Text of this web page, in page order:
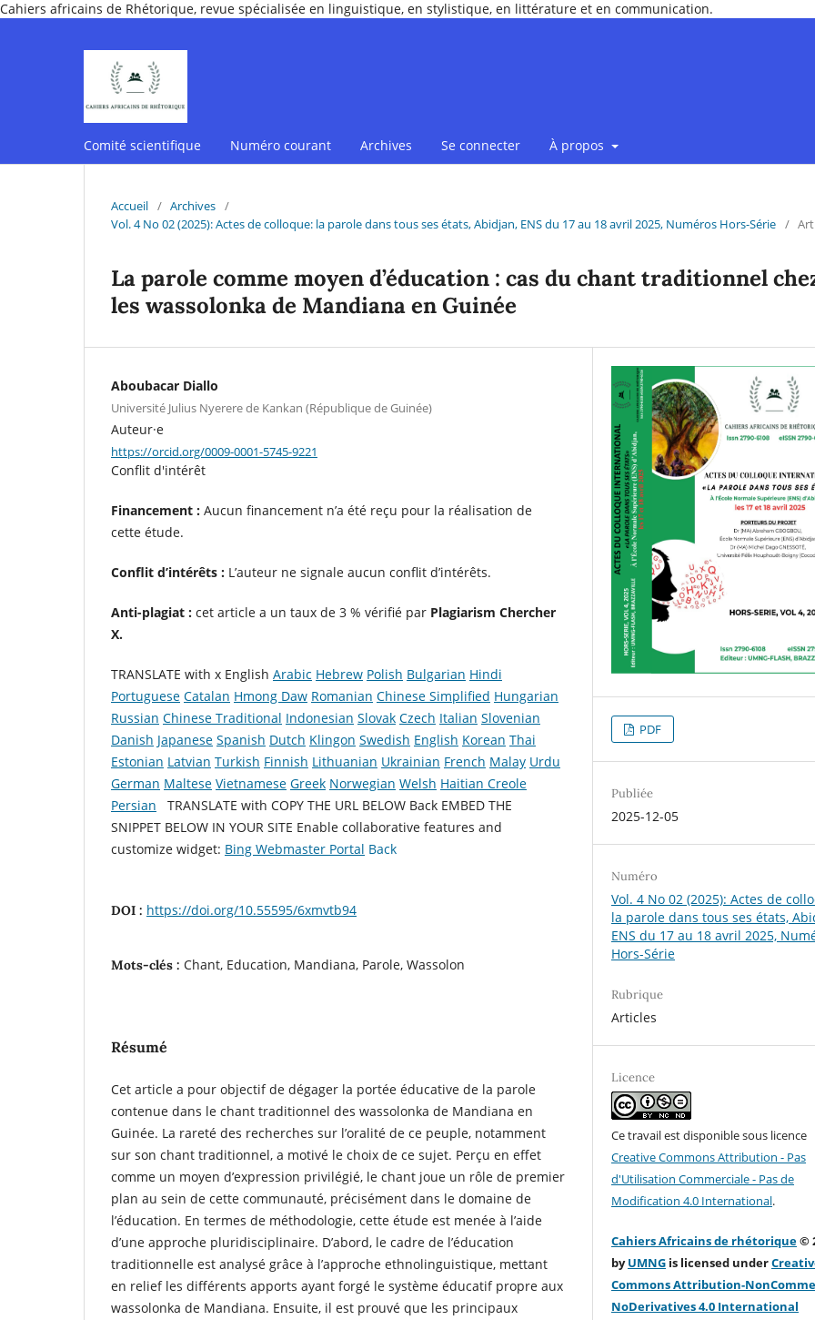
Cahiers africains de Rhétorique, revue spécialisée en linguistique, en stylistique, en littérature et en communication.
Comité scientifique Numéro courant Archives Se connecter À propos
Accueil / Archives /
Vol. 4 No 02 (2025): Actes de colloque: la parole dans tous ses états, Abidjan, ENS du 17 au 18 avril 2025, Numéros Hors-Série /
La parole comme moyen d’éducation : cas du chant traditionnel
les wassolonka de Mandiana en Guinée
Aboubacar Diallo
Université Julius Nyerere de Kankan (République de Guinée)
Auteur·e
https://orcid.org/0009-0001-5745-9221
Conflit d'intérêt
Financement : Aucun financement n’a été reçu pour la réalisation de
cette étude.
Conflit d’intérêts : L’auteur ne signale aucun conflit d’intérêts.
Anti-plagiat : cet article a un taux de 3 % vérifié par Plagiarism Chercher
X.
TRANSLATE with x English Arabic Hebrew Polish Bulgarian Hindi
Portuguese Catalan Hmong Daw Romanian Chinese Simplified Hungarian
Russian Chinese Traditional Indonesian Slovak Czech Italian Slovenian
Danish Japanese Spanish Dutch Klingon Swedish English Korean Thai
Estonian Latvian Turkish Finnish Lithuanian Ukrainian French Malay Urdu
German Maltese Vietnamese Greek Norwegian Welsh Haitian Creole
Persian
TRANSLATE with COPY THE URL BELOW Back EMBED THE
SNIPPET BELOW IN YOUR SITE Enable collaborative features and
customize widget: Bing Webmaster Portal Back
DOI : https://doi.org/10.55595/6xmvtb94
Mots-clés : Chant, Education, Mandiana, Parole, Wassolon
Résumé
Cet article a pour objectif de dégager la portée éducative de la parole
contenue dans le chant traditionnel des wassolonka de Mandiana en
Guinée. La rareté des recherches sur l’oralité de ce peuple, notamment
sur son chant traditionnel, a motivé le choix de ce sujet. Perçu en effet
comme un moyen d’expression privilégié, le chant joue un rôle de premier
plan au sein de cette communauté, précisément dans le domaine de
l’éducation. En termes de méthodologie, cette étude est menée à l’aide
d’une approche pluridisciplinaire. D’abord, le cadre de l’éducation
traditionnelle est analysé grâce à l’approche ethnolinguistique, mettant
en relief les différents apports ayant forgé le système éducatif propre aux
wassolonka de Mandiana. Ensuite, il est prouvé que les principaux
PDF
Publiée
2025-12-05
Numéro
Vol. 4 No 02 (2025): Actes de
la parole dans tous ses états,
ENS du 17 au 18 avril 2025,
Hors-Série
Rubrique
Articles
Licence
Ce travail est disponible sous licence
Creative Commons Attribution - Pas
d'Utilisation Commerciale - Pas de
Modification 4.0 International.
Cahiers Africains de rhétorique©
byUMNG is licensed under
Commons Attribution-
NoDerivatives 4.0 International